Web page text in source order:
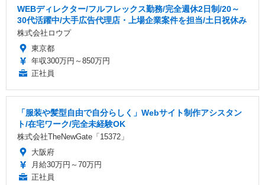
WEBディレクター/フルフレックス勤務/完全週休2日制/20～
30代活躍中/大手広告代理店・上場企業案件を担当/土日祝休み
株式会社ロウプ
東京都
年収300万円～850万円
正社員
「服装や髪型自由で自分らしく」Webサイト制作アシスタン
ト/在宅ワーク/完全未経験OK
株式会社TheNewGate「15372」
大阪府
月給30万円～70万円
正社員